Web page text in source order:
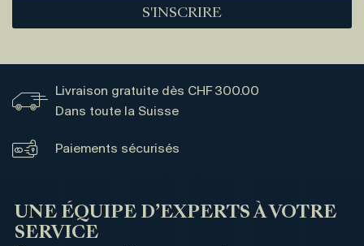
S'INSCRIRE
Livraison gratuite dès CHF 300.00
Dans toute la Suisse
Paiements sécurisés
UNE ÉQUIPE D’EXPERTS À VOTRE
SERVICE